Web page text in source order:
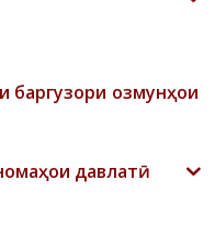
баргузори озмунҳои
давлатӣ